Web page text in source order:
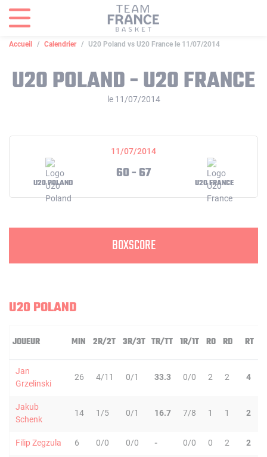
Accueil Calendrier U20 Poland vs U20 France le 11/07/2014
U20 POLAND - U20 FRANCE
le 11/07/2014
11/07/2014
U20 POLAND
60 - 67
U20 FRANCE
BOXSCORE
U20 POLAND
JOUEUR MIN 2R/2T 3R/3T TR/TT 1R/1T RO RD RT
Jan
Grzelinski
26 4/11 0/1 33.3 0/0 2 2 4
Jakub
Schenk
14 1/5 0/1 16.7 7/8 1 1 2
Filip Zegzula 6 0/0 0/0 - 0/0 0 2 2
Panneau de gestion des cookies